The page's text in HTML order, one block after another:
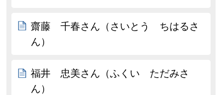
齋藤 千春さん（さいとう ちはるさ
ん）
福井 忠美さん（ふくい ただみさ
ん）